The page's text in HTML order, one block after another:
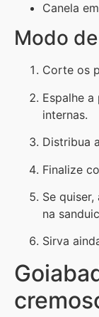
Canela
Modo
Corte os
Espalhe
internas.
Distribua
Finalize
Se
na
Sirva